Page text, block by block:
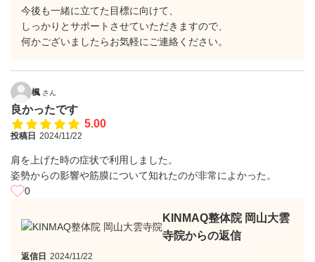
今後も一緒に立てた目標に向けて、
しっかりとサポートさせていただきますので、
何かございましたらお気軽にご連絡ください。
楓 さん
良かったです
5.00
投稿日 2024/11/22
肩を上げた時の症状で利用しました。
姿勢からの影響や筋膜について知れたのが非常によかった。
0
KINMAQ整体院 岡山大雲
寺院からの返信
返信日 2024/11/22